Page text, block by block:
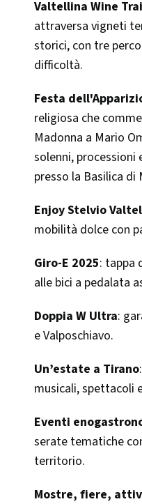
Valtellina Wine
attraversa vigneti
storici, con tre
difficoltà.
Festa
religiosa che
Madonna a Mario
solenni,
presso la Basilica di
Enjoy Stelvio
mobilità dolce con
Giro-E 2025: tappa
alle bici a pedalata
Doppia W Ultra:
e Valposchiavo.
Un’estate a Tirano
musicali, spettacoli
Eventi
serate tematiche
territorio.
Mostre, fiere,